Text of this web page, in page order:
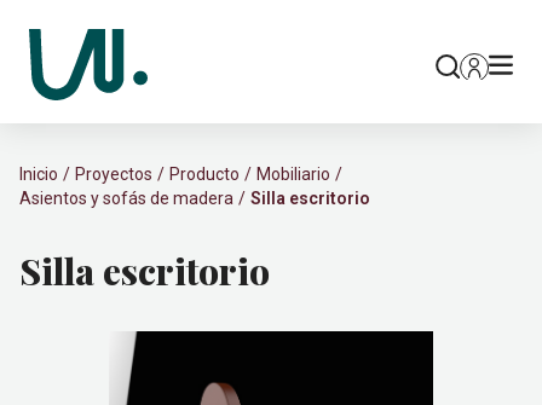
Inicio Proyectos Producto
Mobiliario
Asientos y sofás de madera
Silla escritorio
Silla escritorio